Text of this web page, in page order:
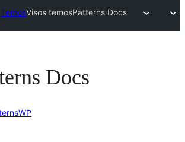
TemosVisos temosPatterns Docs
Docs